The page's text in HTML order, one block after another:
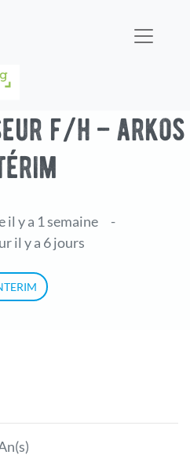
f/h – arkos
il y a 1 semaine
-
il y a 6 jours